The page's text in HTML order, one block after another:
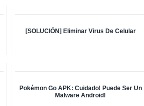
[SOLUCIÓN] Eliminar Virus De Celular
Pokémon Go APK: Cuidado! Puede Ser Un
Malware Android!